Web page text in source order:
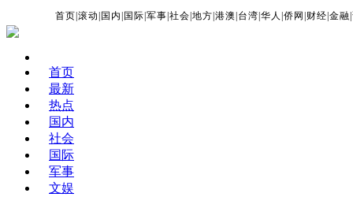
首页 |滚动 国内 国际 |军事 |社会 |地方 |港澳 台湾 |华人 |侨网 财经 |金融 |
首页
最新
热点
国内
社会
国际
军事
文娱